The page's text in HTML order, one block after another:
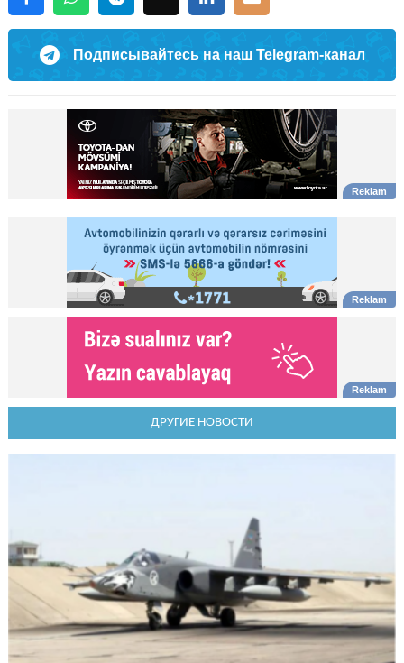
Подписывайтесь на наш Telegram-канал
ДРУГИЕ НОВОСТИ